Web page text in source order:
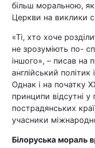
більш моральною,
Церкви на виклики
«Ті, хто хоче
не зрозуміють по-
іншого», – писав на
англійський
Однак і на початку
принципи відсутні у
пострадянських
учасники
Білоруська мораль